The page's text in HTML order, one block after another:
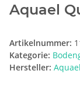
Aquael
Artikelnummer:
Kategorie:
Hersteller: Aquael